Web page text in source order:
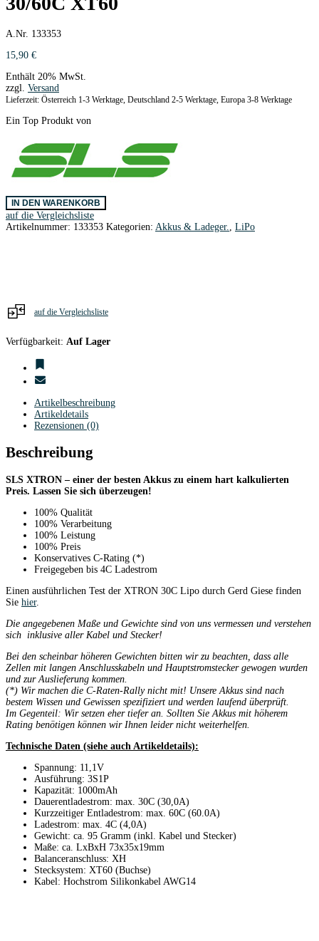
A.Nr. 133353
15,90 €
Enthält 20% MwSt.
zzgl. Versand
Lieferzeit: Österreich 1-3 Werktage, Deutschland 2-5 Werktage, Europa 3-8 Werktage
Ein Top Produkt von
SLS
XTRON
1000mAh/3S1P/11,1V
IN DEN WARENKORB
auf die Vergleichsliste
Artikelnummer: 133353 Kategorien: Akkus & Ladeger. LiPo
auf die Vergleichsliste
Verfügbarkeit: Auf Lager
Artikelbeschreibung
Artikeldetails
Rezensionen (0)
Beschreibung
SLS XTRON – einer der besten Akkus zu einem hart kalkulierten
Preis. Lassen Sie sich überzeugen!
100% Qualität
100% Verarbeitung
100% Leistung
100% Preis
Konservatives C-Rating (*)
Freigegeben bis 4C Ladestrom
Einen ausführlichen Test der XTRON 30C Lipo durch Gerd Giese finden
Sie hier.
Die angegebenen Maße und Gewichte sind von uns vermessen und verstehen
sich inklusive aller Kabel und Stecker!
Bei den scheinbar höheren Gewichten bitten wir zu beachten, dass alle
Zellen mit langen Anschlusskabeln und Hauptstromstecker gewogen wurden
und zur Auslieferung kommen.
(*) Wir machen die C-Raten-Rally nicht mit! Unsere Akkus sind nach
bestem Wissen und Gewissen spezifiziert und werden laufend überprüft.
Im Gegenteil: Wir setzen eher tiefer an. Sollten Sie Akkus mit höherem
Rating benötigen können wir Ihnen leider nicht weiterhelfen.
Technische Daten (siehe auch Artikeldetails):
Spannung: 11,1V
Ausführung: 3S1P
Kapazität: 1000mAh
Dauerentladestrom: max. 30C (30,0A)
Kurzzeitiger Entladestrom: max. 60C (60.0A)
Ladestrom: max. 4C (4,0A)
Gewicht: ca. 95 Gramm (inkl. Kabel und Stecker)
Maße: ca. LxBxH 73x35x19mm
Balanceranschluss: XH
Stecksystem: XT60 (Buchse)
Kabel: Hochstrom Silikonkabel AWG14